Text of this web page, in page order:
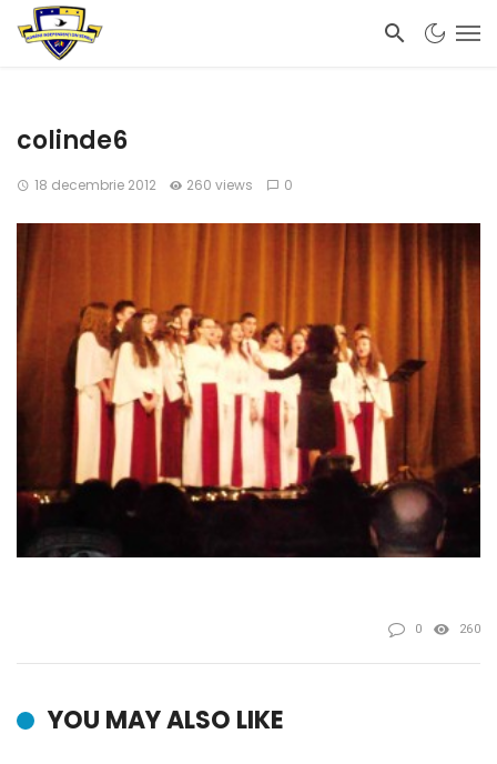
colinde6
18 decembrie 2012 260 views 0
0 260
YOU MAY ALSO LIKE